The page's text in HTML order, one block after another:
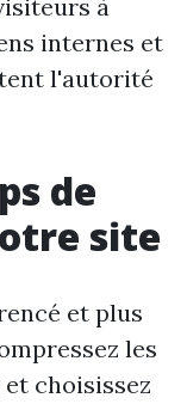
à
internes et
l'autorité
de
site
et plus
les
choisissez